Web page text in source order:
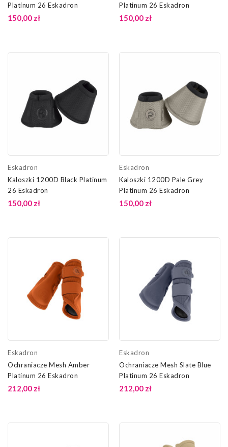
Platinum 26 Eskadron
150,00 zł
Platinum 26 Eskadron
150,00 zł
Eskadron
Kaloszki 1200D Black Platinum
26 Eskadron
150,00 zł
Eskadron
Kaloszki 1200D Pale Grey
Platinum 26 Eskadron
150,00 zł
Eskadron
Ochraniacze Mesh Amber
Platinum 26 Eskadron
212,00 zł
Eskadron
Ochraniacze Mesh Slate Blue
Platinum 26 Eskadron
212,00 zł